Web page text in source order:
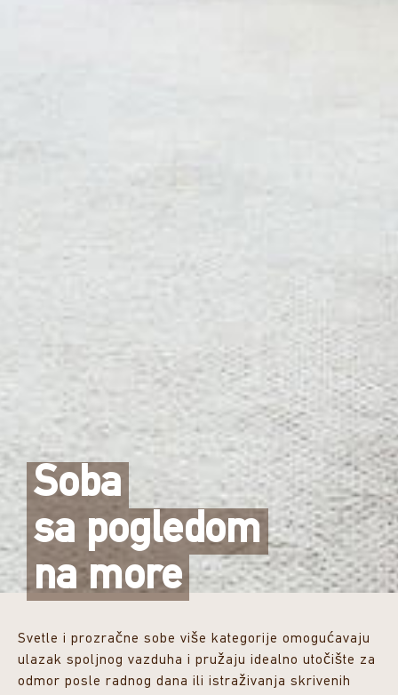
Soba
sa pogledom
na more
Svetle i prozračne sobe više kategorije omogućavaju
ulazak spoljnog vazduha i pružaju idealno utočište za
odmor posle radnog dana ili istraživanja skrivenih